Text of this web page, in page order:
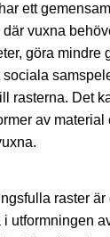
ett
vuxna
göra mindre
rasterna. Det
av material
raster är
utformningen